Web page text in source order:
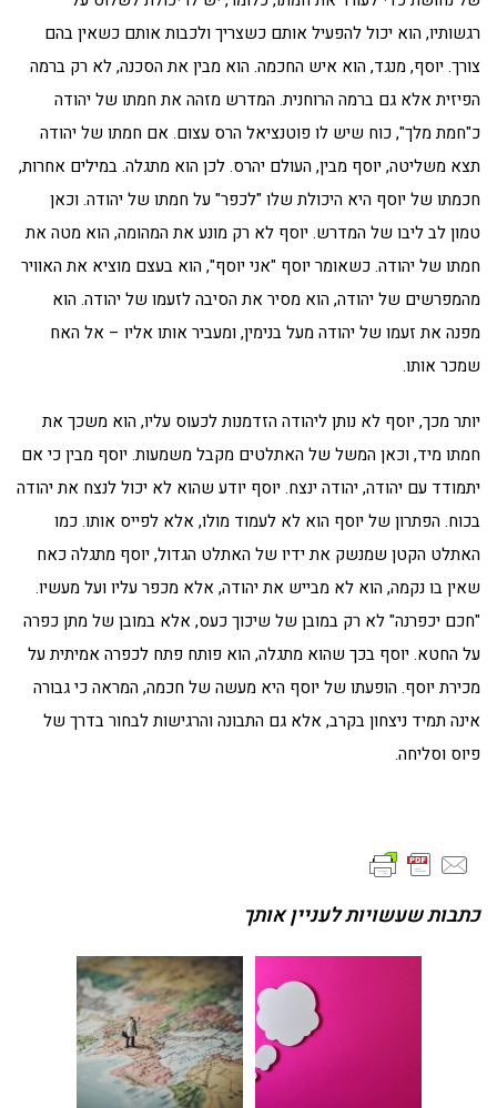
רגשותיו, הוא יכול להפעיל אותם כשצריך ולכבות אותם כשאין בהם
צורך. יוסף, מנגד, הוא איש החכמה. הוא מבין את הסכנה, לא רק ברמה
הפיזית אלא גם ברמה הרוחנית. המדרש מזהה את חמתו של יהודה
כ"חמת מלך", כוח שיש לו פוטנציאל הרס עצום. אם חמתו של יהודה
תצא משליטה, יוסף מבין, העולם יהרס. לכן הוא מתגלה. במילים אחרות,
חכמתו של יוסף היא היכולת שלו "לכפר" על חמתו של יהודה. וכאן
טמון לב ליבו של המדרש. יוסף לא רק מונע את המהומה, הוא מטה את
חמתו של יהודה. כשאומר יוסף "אני יוסף", הוא בעצם מוציא את האוויר
מהמפרשים של יהודה, הוא מסיר את הסיבה לזעמו של יהודה. הוא
מפנה את זעמו של יהודה מעל בנימין, ומעביר אותו אליו – אל האח
שמכר אותו.
יותר מכך, יוסף לא נותן ליהודה הזדמנות לכעוס עליו, הוא משכך את
חמתו מיד, וכאן המשל של האתלטים מקבל משמעות. יוסף מבין כי אם
יתמודד עם יהודה, יהודה ינצח. יוסף יודע שהוא לא יכול לנצח את יהודה
בכוח. הפתרון של יוסף הוא לא לעמוד מולו, אלא לפייס אותו. כמו
האתלט הקטן שמנשק את ידיו של האתלט הגדול, יוסף מתגלה כאח
שאין בו נקמה, הוא לא מבייש את יהודה, אלא מכפר עליו ועל מעשיו.
"חכם יכפרנה" לא רק במובן של שיכוך כעס, אלא במובן של מתן כפרה
על החטא. יוסף בכך שהוא מתגלה, הוא פותח פתח לכפרה אמיתית על
מכירת יוסף. הופעתו של יוסף היא מעשה של חכמה, המראה כי גבורה
אינה תמיד ניצחון בקרב, אלא גם התבונה והרגישות לבחור בדרך של
פיוס וסליחה.
כתבות שעשויות לעניין אותך